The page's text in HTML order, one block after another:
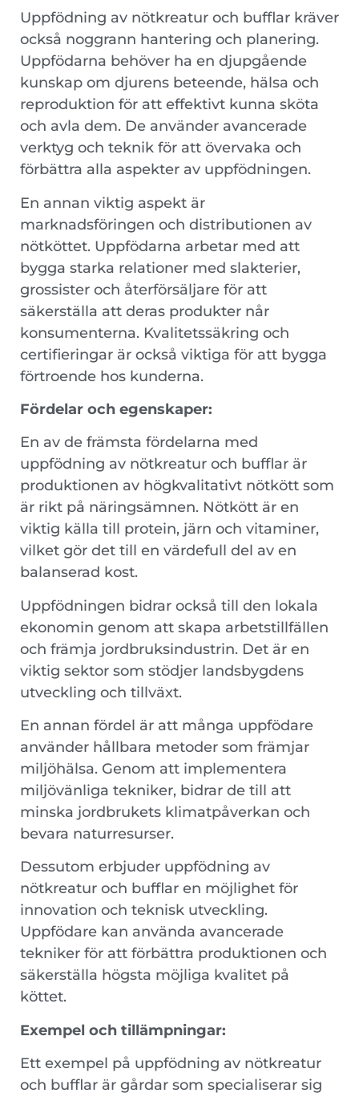
Uppfödning av nötkreatur och bufflar kräver
också noggrann hantering och planering.
Uppfödarna behöver ha en djupgående
kunskap om djurens beteende, hälsa och
reproduktion för att effektivt kunna sköta
och avla dem. De använder avancerade
verktyg och teknik för att övervaka och
förbättra alla aspekter av uppfödningen.
En annan viktig aspekt är
marknadsföringen och distributionen av
nötköttet. Uppfödarna arbetar med att
bygga starka relationer med slakterier,
grossister och återförsäljare för att
säkerställa att deras produkter når
konsumenterna. Kvalitetssäkring och
certifieringar är också viktiga för att bygga
förtroende hos kunderna.
Fördelar och egenskaper:
En av de främsta fördelarna med
uppfödning av nötkreatur och bufflar är
produktionen av högkvalitativt nötkött som
är rikt på näringsämnen. Nötkött är en
viktig källa till protein, järn och vitaminer,
vilket gör det till en värdefull del av en
balanserad kost.
Uppfödningen bidrar också till den lokala
ekonomin genom att skapa arbetstillfällen
och främja jordbruksindustrin. Det är en
viktig sektor som stödjer landsbygdens
utveckling och tillväxt.
En annan fördel är att många uppfödare
använder hållbara metoder som främjar
miljöhälsa. Genom att implementera
miljövänliga tekniker, bidrar de till att
minska jordbrukets klimatpåverkan och
bevara naturresurser.
Dessutom erbjuder uppfödning av
nötkreatur och bufflar en möjlighet för
innovation och teknisk utveckling.
Uppfödare kan använda avancerade
tekniker för att förbättra produktionen och
säkerställa högsta möjliga kvalitet på
köttet.
Exempel och tillämpningar:
Ett exempel på uppfödning av nötkreatur
och bufflar är gårdar som specialiserar sig